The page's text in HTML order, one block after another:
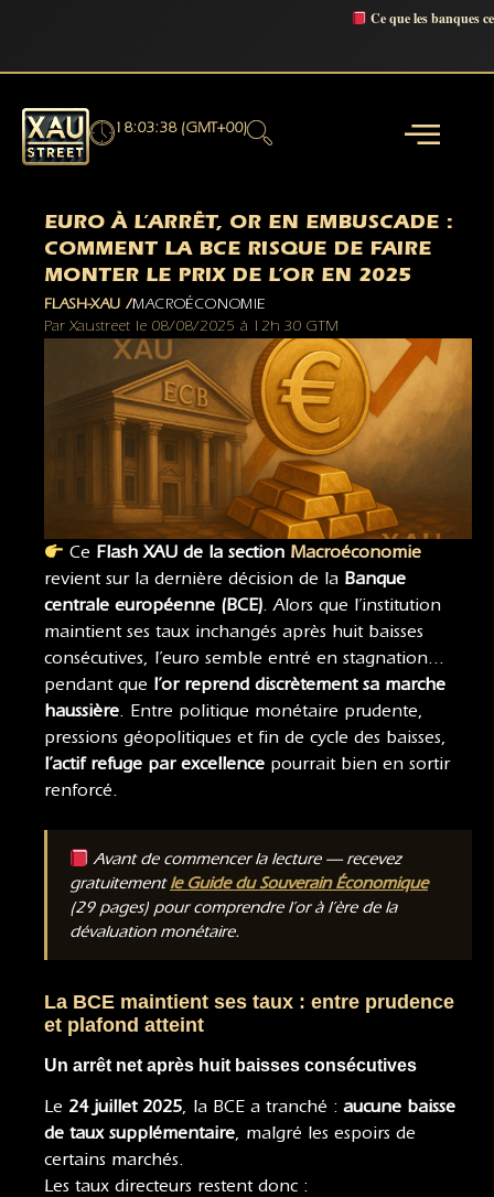
Ce que les banques
18:03:39 (GMT+00)
EURO À L’ARRÊT, OR EN EMBUSCADE :
COMMENT LA BCE RISQUE DE FAIRE
MONTER LE PRIX DE L’OR EN 2025
FLASH-XAU /MACROÉCONOMIE
Par Xaustreet le 08/08/2025 à 12h 30 GTM
Ce Flash XAU de la section Macroéconomie
revient sur la dernière décision de la Banque
centrale européenne (BCE). Alors que l’institution
maintient ses taux inchangés après huit baisses
consécutives, l’euro semble entré en stagnation…
pendant que l’or reprend discrètement sa marche
haussière. Entre politique monétaire prudente,
pressions géopolitiques et fin de cycle des baisses,
l’actif refuge par excellence pourrait bien en sortir
renforcé.
Avant de commencer la lecture — recevez
gratuitementle Guide du Souverain Économique
(29 pages) pour comprendre l’or à l’ère de la
dévaluation monétaire.
La BCE maintient ses taux : entre prudence
et plafond atteint
Un arrêt net après huit baisses consécutives
Le 24 juillet 2025, la BCE a tranché : aucune baisse
de taux supplémentaire, malgré les espoirs de
certains marchés.
Les taux directeurs restent donc :